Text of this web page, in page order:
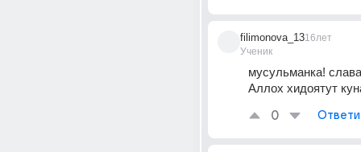
filimonova_13
Ученик
16лет
мусульманка!
Аллох хидоятут
0